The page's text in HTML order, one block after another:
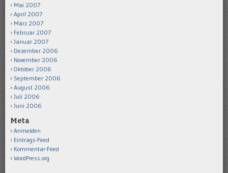
Mai 2007
April 2007
März 2007
Februar 2007
Januar 2007
Dezember 2006
November 2006
Oktober 2006
September 2006
August 2006
Juli 2006
Juni 2006
Meta
Anmelden
Eintrags-Feed
Kommentar-Feed
WordPress.org